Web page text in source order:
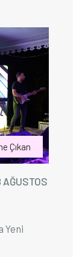
Çıkan
AĞUSTOS
Yeni